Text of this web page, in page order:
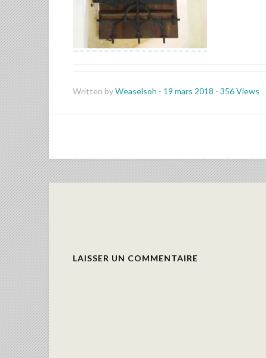
Written byWeaselsoh - 19 mars 2018 - 356 Views
LAISSER UN COMMENTAIRE